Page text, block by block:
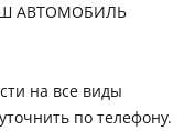
- 2012 2
3 поколение
2 поколение
АВТОМОБИЛЬ
на все виды
по телефону.